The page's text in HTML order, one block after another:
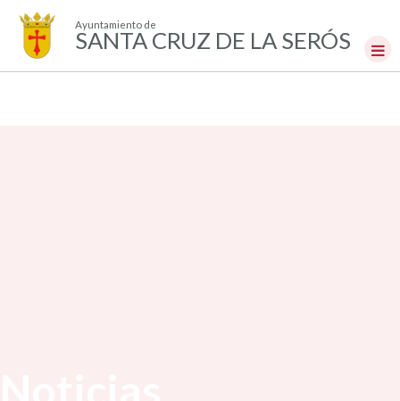
Ayuntamiento de
SANTA CRUZ DE LA SERÓS